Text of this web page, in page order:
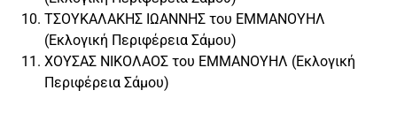
ΤΣΟΥΚΑΛΑΚΗΣ ΙΩΑΝΝΗΣ του ΕΜΜΑΝΟΥΗΛ
(Εκλογική Περιφέρεια Σάμου)
ΧΟΥΣΑΣ ΝΙΚΟΛΑΟΣ του ΕΜΜΑΝΟΥΗΛ (Εκλογική
Περιφέρεια Σάμου)